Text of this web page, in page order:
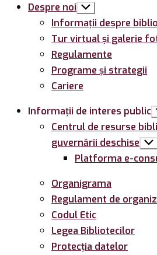
Despre noi Arată
submeniul
Informații despre
Tur virtual și galerie
Regulamente
Programe și strategii
Cariere
Informații de interes public
Centrul de resurse
guvernării deschise Arată
Platforma e-
Organigrama
Regulament de
Codul Etic
Legea Bibliotecilor
Protecția datelor